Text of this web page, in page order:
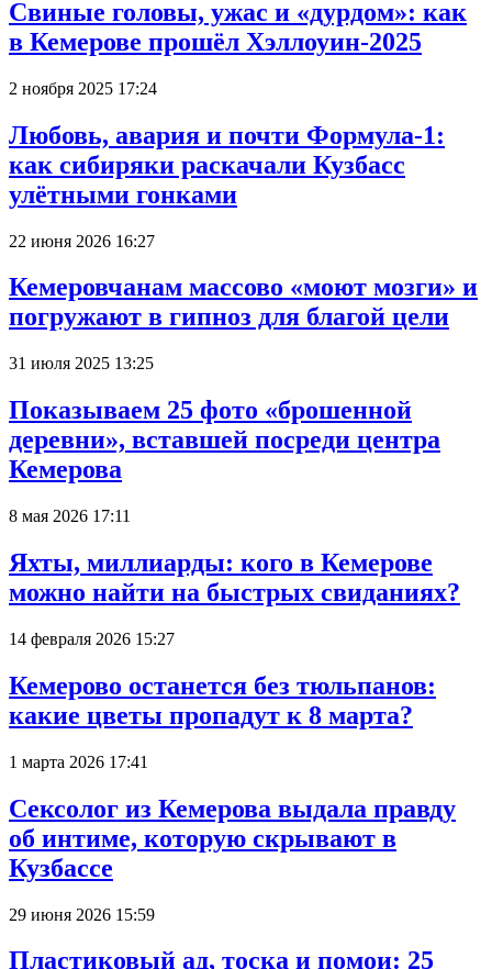
Свиные головы, ужас и «дурдом»: как
в Кемерове прошёл Хэллоуин-2025
2 ноября 2025 17:24
Любовь, авария и почти Формула-1:
как сибиряки раскачали Кузбасс
улётными гонками
22 июня 2026 16:27
Кемеровчанам массово «моют мозги» и
погружают в гипноз для благой цели
31 июля 2025 13:25
Показываем 25 фото «брошенной
деревни», вставшей посреди центра
Кемерова
8 мая 2026 17:11
Яхты, миллиарды: кого в Кемерове
можно найти на быстрых свиданиях?
14 февраля 2026 15:27
Кемерово останется без тюльпанов:
какие цветы пропадут к 8 марта?
1 марта 2026 17:41
Сексолог из Кемерова выдала правду
об интиме, которую скрывают в
Кузбассе
29 июня 2026 15:59
Пластиковый ад, тоска и помои: 25